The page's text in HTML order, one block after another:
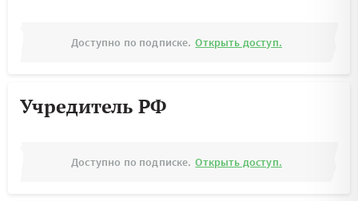
Доступно по подписке. Открыть доступ.
Учредитель РФ
Доступно по подписке. Открыть доступ.